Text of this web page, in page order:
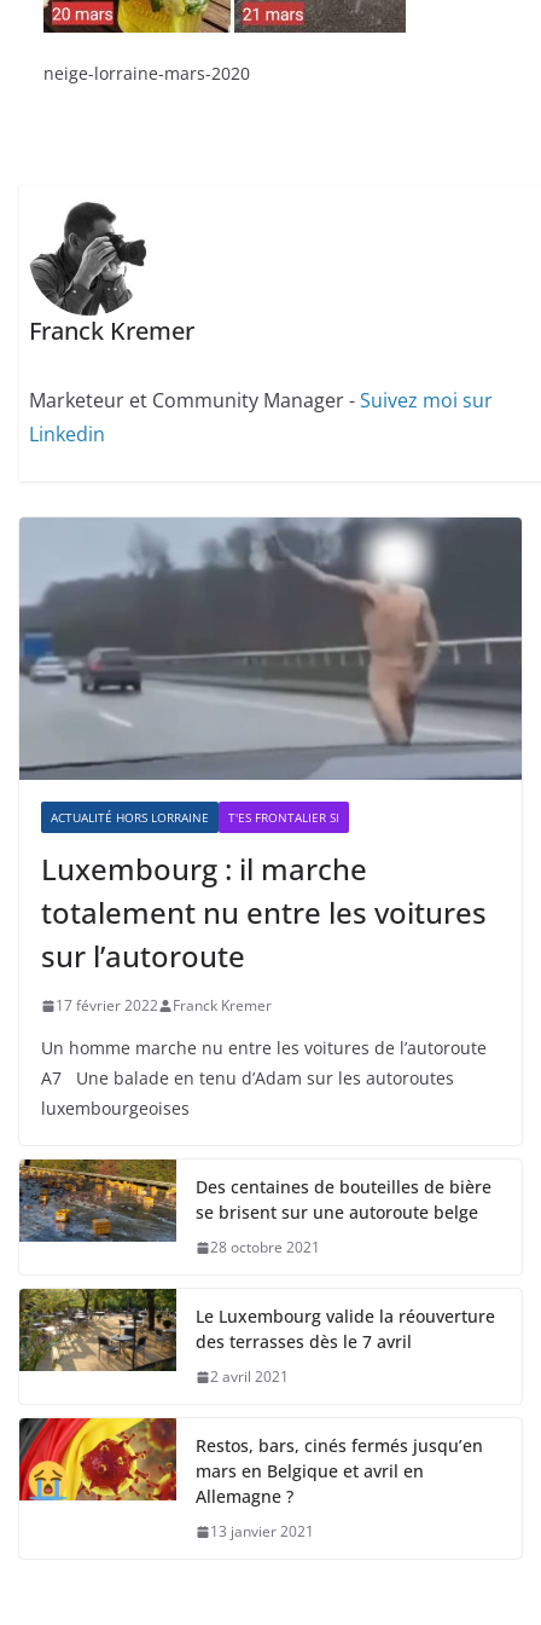
neige-lorraine-mars-2020
Franck Kremer
Marketeur et Community Manager -Suivez moi sur
Linkedin
ACTUALITÉ HORS LORRAINE T'ES FRONTALIER SI
Luxembourg : il marche
totalement nu entre les voitures
sur l’autoroute
17 février 2022 Franck Kremer
Un homme marche nu entre les voitures de l’autoroute
A7 Une balade en tenu d’Adam sur les autoroutes
luxembourgeoises
Des centaines de bouteilles de bière
se brisent sur une autoroute belge
28 octobre 2021
Le Luxembourg valide la réouverture
des terrasses dès le 7 avril
2 avril 2021
Restos, bars, cinés fermés jusqu’en
mars en Belgique et avril en
Allemagne ?
13 janvier 2021